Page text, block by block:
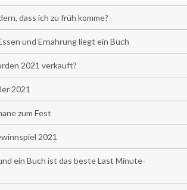
dass ich zu früh komme?
und Ernährung liegt ein Buch
2021 verkauft?
2021
zum Fest
2021
ein Buch ist das beste Last Minute-